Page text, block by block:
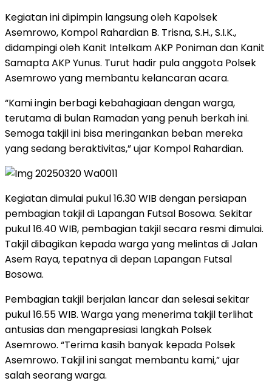
Kegiatan ini dipimpin langsung oleh Kapolsek
Asemrowo, Kompol Rahardian B. Trisna, S.H., S.I.K.,
didampingi oleh Kanit Intelkam AKP Poniman dan Kanit
Samapta AKP Yunus. Turut hadir pula anggota Polsek
Asemrowo yang membantu kelancaran acara.
“Kami ingin berbagi kebahagiaan dengan warga,
terutama di bulan Ramadan yang penuh berkah ini.
Semoga takjil ini bisa meringankan beban mereka
yang sedang beraktivitas,” ujar Kompol Rahardian.
Kegiatan dimulai pukul 16.30 WIB dengan persiapan
pembagian takjil di Lapangan Futsal Bosowa. Sekitar
pukul 16.40 WIB, pembagian takjil secara resmi dimulai.
Takjil dibagikan kepada warga yang melintas di Jalan
Asem Raya, tepatnya di depan Lapangan Futsal
Bosowa.
Pembagian takjil berjalan lancar dan selesai sekitar
pukul 16.55 WIB. Warga yang menerima takjil terlihat
antusias dan mengapresiasi langkah Polsek
Asemrowo. “Terima kasih banyak kepada Polsek
Asemrowo. Takjil ini sangat membantu kami,” ujar
salah seorang warga.